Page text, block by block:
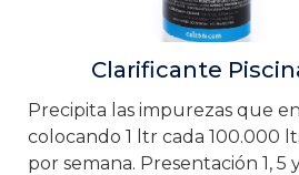
Clarificante
Precipita las impurezas que
colocando 1 ltr cada 100.000
por semana. Presentación 1, 5